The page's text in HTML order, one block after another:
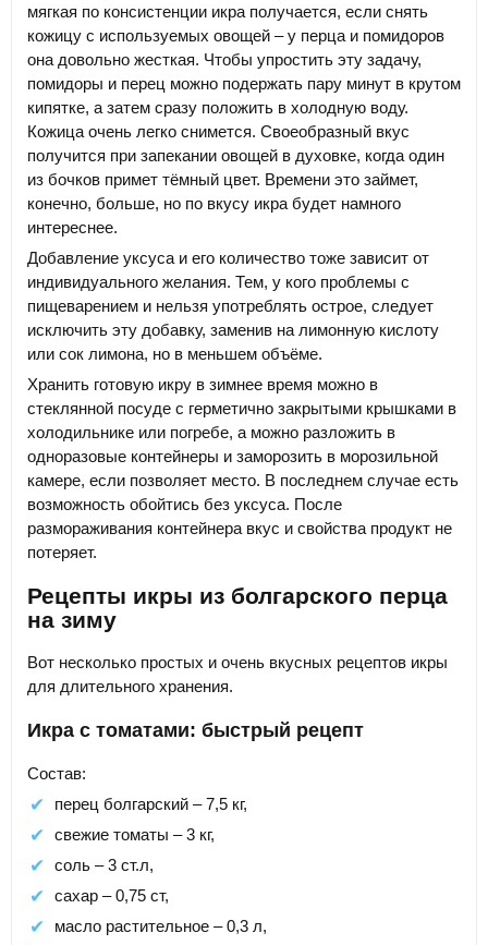
мягкая по консистенции икра получается, если снять
кожицу с используемых овощей – у перца и помидоров
она довольно жесткая. Чтобы упростить эту задачу,
помидоры и перец можно подержать пару минут в крутом
кипятке, а затем сразу положить в холодную воду.
Кожица очень легко снимется. Своеобразный вкус
получится при запекании овощей в духовке, когда один
из бочков примет тёмный цвет. Времени это займет,
конечно, больше, но по вкусу икра будет намного
интереснее.
Добавление уксуса и его количество тоже зависит от
индивидуального желания. Тем, у кого проблемы с
пищеварением и нельзя употреблять острое, следует
исключить эту добавку, заменив на лимонную кислоту
или сок лимона, но в меньшем объёме.
Хранить готовую икру в зимнее время можно в
стеклянной посуде с герметично закрытыми крышками в
холодильнике или погребе, а можно разложить в
одноразовые контейнеры и заморозить в морозильной
камере, если позволяет место. В последнем случае есть
возможность обойтись без уксуса. После
размораживания контейнера вкус и свойства продукт не
потеряет.
Рецепты икры из болгарского перца
на зиму
Вот несколько простых и очень вкусных рецептов икры
для длительного хранения.
Икра с томатами: быстрый рецепт
Состав:
перец болгарский – 7,5 кг,
свежие томаты – 3 кг,
соль – 3 ст.л,
сахар – 0,75 ст,
масло растительное – 0,3 л,